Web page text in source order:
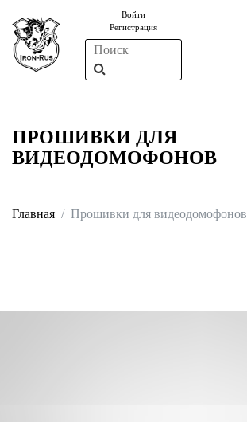
Войти
Регистрация
ПРОШИВКИ ДЛЯ
ВИДЕОДОМОФОНОВ
Главная Прошивки для видеодомофонов